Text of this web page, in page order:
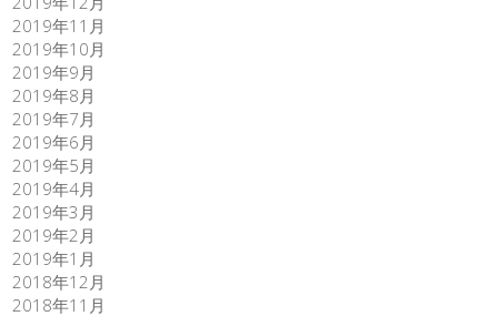
2019年11月
2019年10月
2019年9月
2019年8月
2019年7月
2019年6月
2019年5月
2019年4月
2019年3月
2019年2月
2019年1月
2018年12月
2018年11月